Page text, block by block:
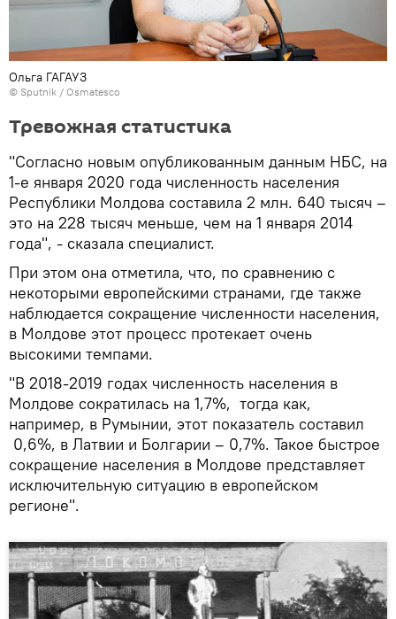
Ольга ГАГАУЗ
© Sputnik / Osmatesco
Тревожная статистика
"Согласно новым опубликованным данным НБС, на
1-е января 2020 года численность населения
Республики Молдова составила 2 млн. 640 тысяч –
это на 228 тысяч меньше, чем на 1 января 2014
года", - сказала специалист.
При этом она отметила, что, по сравнению с
некоторыми европейскими странами, где также
наблюдается сокращение численности населения,
в Молдове этот процесс протекает очень
высокими темпами.
"В 2018-2019 годах численность населения в
Молдове сократилась на 1,7%, тогда как,
например, в Румынии, этот показатель составил
0,6%, в Латвии и Болгарии – 0,7%. Такое быстрое
сокращение населения в Молдове представляет
исключительную ситуацию в европейском
регионе".